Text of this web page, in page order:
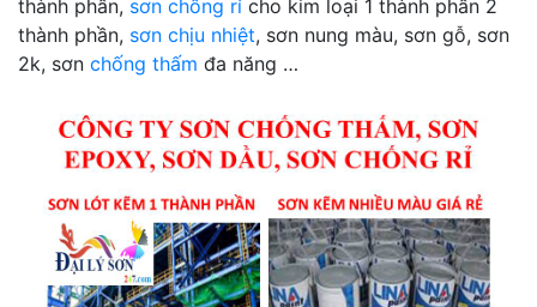
thành phần, sơn chống rỉ cho kim loại 1 thành phần 2
thành phần, sơn chịu nhiệt, sơn nung màu, sơn gỗ, sơn
2k, sơn chống thấm đa năng …